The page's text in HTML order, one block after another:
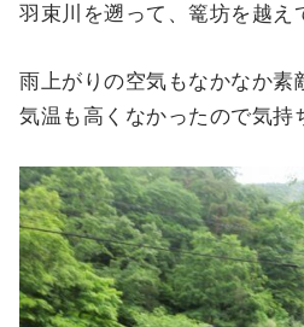
羽束川を遡って、篭坊を越え
雨上がりの空気もなかなか素
気温も高くなかったので気持